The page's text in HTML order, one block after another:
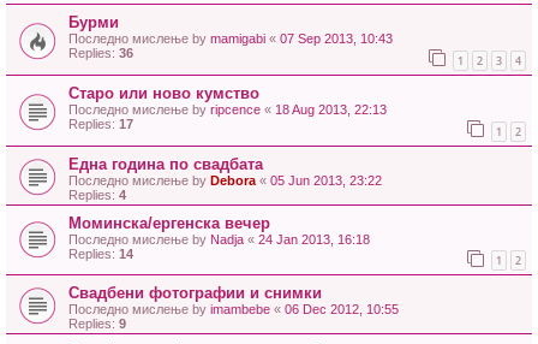
Бурми
Последно мислење by mamigabi « 07 Sep 2013, 10:43
Replies: 36 1 2 3 4
Старо или ново кумство
Последно мислење by ripcence « 18 Aug 2013, 22:13
Replies: 17 1 2
Една година по свадбата
Последно мислење by Debora « 05 Jun 2013, 23:22
Replies: 4
Моминска/ергенска вечер
Последно мислење by Nadja « 24 Jan 2013, 16:18
Replies: 14 1 2
Свадбени фотографии и снимки
Последно мислење by imambebe « 06 Dec 2012, 10:55
Replies: 9